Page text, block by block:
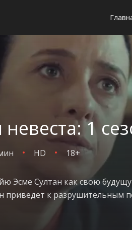
1
HD 18+
Эсме Султан как свою
приведет к разрушительным